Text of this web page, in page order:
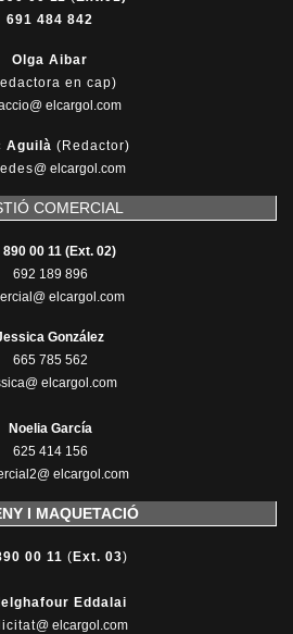
691 484 842
Olga Aibar
en cap)
elcargol.com
Aguilà (Redactor)
@ elcargol.com
COMERCIAL
890 00 11 (Ext. 02)
692 189 896
elcargol.com
González
665 785 562
elcargol.com
Noelia García
625 414 156
elcargol.com
I MAQUETACIÓ
00 11 ( Ext. 03)
Eddalai
@ elcargol.com